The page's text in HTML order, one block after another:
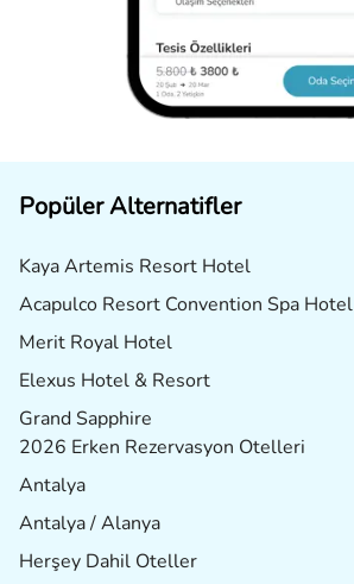
Popüler Alternatifler
Kaya Artemis Resort Hotel
Acapulco Resort Convention Spa Hotel
Merit Royal Hotel
Elexus Hotel & Resort
Grand Sapphire
2026 Erken Rezervasyon Otelleri
Antalya
Antalya / Alanya
Herşey Dahil Oteller